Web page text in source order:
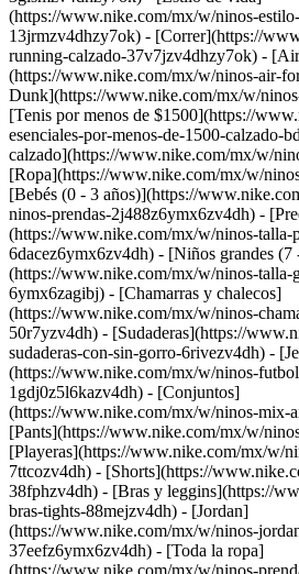
(https://www.nike.com/mx/w/ninos-
13jrmzv4dhzy7ok) - [Correr](https://
running-calzado-37v7jzv4dhzy7ok) -
(https://www.nike.com/mx/w/ninos-air-
Dunk](https://www.nike.com/mx/w/
[Tenis por menos de $1500](https://
esenciales-por-menos-de-1500-calzado-
calzado](https://www.nike.com/mx/w/
[Ropa](https://www.nike.com/mx/w/
[Bebés (0 - 3 años)](https://
ninos-prendas-2j488z6ymx6zv4dh) -
(https://www.nike.com/mx/w/ninos-talla-
6dacez6ymx6zv4dh) - [Niños grandes (7
(https://www.nike.com/mx/w/ninos-talla-
6ymx6zagibj) - [Chamarras y chalecos]
(https://www.nike.com/mx/w/ninos-
50r7yzv4dh) - [Sudaderas](https://
sudaderas-con-sin-gorro-6rivezv4dh) -
(https://www.nike.com/mx/w/ninos-
1gdj0z5l6kazv4dh) - [Conjuntos]
(https://www.nike.com/mx/w/ninos-mix-
[Pants](https://www.nike.com/mx/w/
[Playeras](https://www.nike.com/mx/w/
7ttcozv4dh) - [Shorts](https://
38fphzv4dh) - [Bras y leggins](https://
bras-tights-88mejzv4dh) - [Jordan]
(https://www.nike.com/mx/w/ninos-
37eefz6ymx6zv4dh) - [Toda la ropa]
(https://www.nike.com/mx/w/ninos-